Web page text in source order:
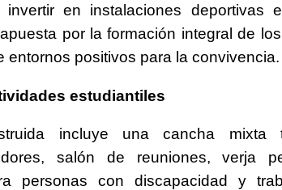
en instalaciones deportivas
por la formación integral de
entornos positivos para la convivencia.
estudiantiles
incluye una cancha mixta
salón de reuniones, verja
personas con discapacidad y